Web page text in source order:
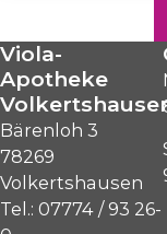
Viola-
Apotheke
Bärenloh 3
78269
Volkertshausen
Tel.: 07774 / 93 26-